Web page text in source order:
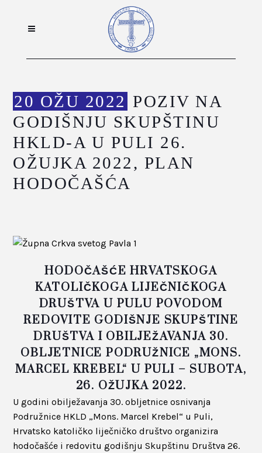
20 OŽU 2022 POZIV NA
GODIŠNJU SKUPŠTINU
HKLD-A U PULI 26.
OŽUJKA 2022, PLAN
HODOČAŠĆA
HODOČAŠĆE HRVATSKOGA
KATOLIČKOGA LIJEČNIČKOGA
DRUŠTVAU PULU POVODOM
REDOVITE GODIŠNJE SKUPŠTINE
DRUŠTVA I OBILJEŽAVANJA 30.
OBLJETNICE PODRUŽNICE „MONS.
MARCEL KREBEL“ U PULI – SUBOTA,
26. OŽUJKA 2022.
U godini obilježavanja 30. obljetnice osnivanja
Podružnice HKLD „Mons. Marcel Krebel“ u Puli,
Hrvatsko katoličko liječničko društvo organizira
hodočašće i redovitu godišnju Skupštinu Društva 26.